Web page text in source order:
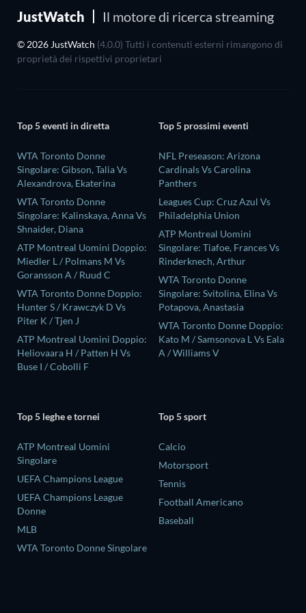
JustWatch Il motore di ricerca streaming
© 2026 JustWatch (4.0.0) Tutti i contenuti esterni rimangono di
proprietà dei rispettivi proprietari
Top 5 eventi in diretta
WTA Toronto Donne
Singolare: Gibson, Talia Vs
Alexandrova, Ekaterina
WTA Toronto Donne
Singolare: Kalinskaya, Anna Vs
Shnaider, Diana
ATP Montreal Uomini Doppio:
Miedler L / Polmans M Vs
Goransson A / Ruud C
WTA Toronto Donne Doppio:
Hunter S / Krawczyk D Vs
Piter K / Tjen J
ATP Montreal Uomini Doppio:
Heliovaara H / Patten H Vs
Buse I / Cobolli F
Top 5 prossimi eventi
NFL Preseason: Arizona
Cardinals Vs Carolina
Panthers
Leagues Cup: Cruz Azul Vs
Philadelphia Union
ATP Montreal Uomini
Singolare: Tiafoe, Frances Vs
Rinderknech, Arthur
WTA Toronto Donne
Singolare: Svitolina, Elina Vs
Potapova, Anastasia
WTA Toronto Donne Doppio:
Kato M / Samsonova L Vs Eala
A / Williams V
Top 5 leghe e tornei
ATP Montreal Uomini
Singolare
UEFA Champions League
UEFA Champions League
Donne
MLB
WTA Toronto Donne Singolare
Top 5 sport
Calcio
Motorsport
Tennis
Football Americano
Baseball